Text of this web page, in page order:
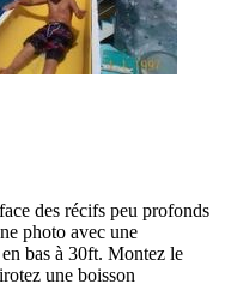
des récifs peu profonds
photo avec une
bas à 30ft. Montez le
une boisson